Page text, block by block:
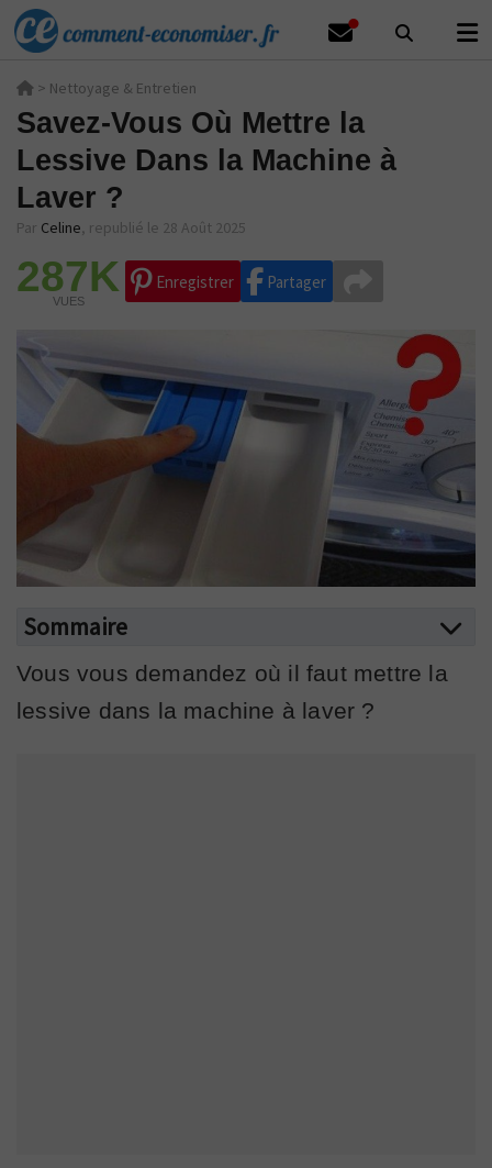
> Nettoyage & Entretien
Savez-Vous Où Mettre la
Lessive Dans la Machine à
Laver ?
Par Celine, republié le 28 Août 2025
287K
VUES
Enregistrer Partager
Sommaire
Vous vous demandez où il faut mettre la
lessive dans la machine à laver ?